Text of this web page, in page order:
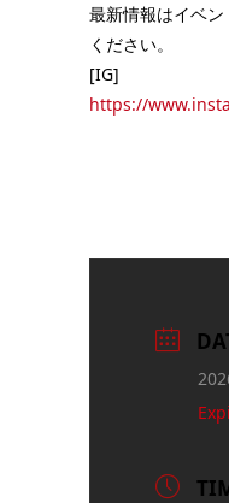
最新情報はイベ
ください。
[IG]
https://